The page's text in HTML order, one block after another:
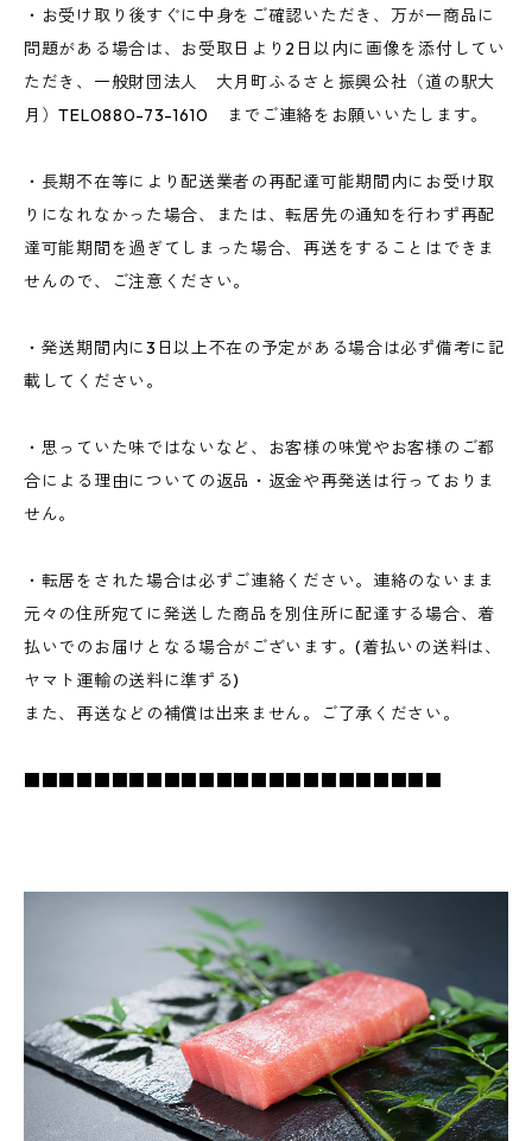
・お受け取り後すぐに中身をご確認いただき、万が一商品に
問題がある場合は、お受取日より2日以内に画像を添付してい
ただき、一般財団法人 大月町ふるさと振興公社（道の駅大
月）TEL0880-73-1610 までご連絡をお願いいたします。
・長期不在等により配送業者の再配達可能期間内にお受け取
りになれなかった場合、または、転居先の通知を行わず再配
達可能期間を過ぎてしまった場合、再送をすることはできま
せんので、ご注意ください。
・発送期間内に3日以上不在の予定がある場合は必ず備考に記
載してください。
・思っていた味ではないなど、お客様の味覚やお客様のご都
合による理由についての返品・返金や再発送は行っておりま
せん。
・転居をされた場合は必ずご連絡ください。連絡のないまま
元々の住所宛てに発送した商品を別住所に配達する場合、着
払いでのお届けとなる場合がございます。(着払いの送料は、
ヤマト運輸の送料に準ずる)
また、再送などの補償は出来ません。ご了承ください。
■■■■■■■■■■■■■■■■■■■■■■■■